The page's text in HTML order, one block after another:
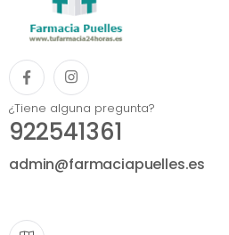
¿Tiene alguna pregunta?
922541361
admin@farmaciapuelles.es